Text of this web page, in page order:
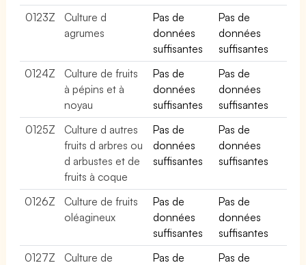
0123Z
Culture d
agrumes
Pas de
données
suffisantes
Pas de
données
suffisantes
0124Z
Culture de fruits
à pépins et à
noyau
Pas de
données
suffisantes
Pas de
données
suffisantes
0125Z
Culture d autres
fruits d arbres ou
d arbustes et de
fruits à coque
Pas de
données
suffisantes
Pas de
données
suffisantes
0126Z
Culture de fruits
oléagineux
Pas de
données
suffisantes
Pas de
données
suffisantes
0127Z
Culture de
Pas de
Pas de